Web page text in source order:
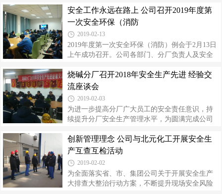
目。 下一步，生产部将严控各项工作计划完成时
间节点，确保2019年大修任务圆满完成。
赴神木电石开展互检互查工作。 本次检查主要是
针对生产口进行问题指正与隐患排查，生产部提
前部署，组织设备、工艺、电气、自控仪表、生
产运行5个专业检查组，按照月度检查计划和检查
清单，精确检查范围，深入检查问题，查漏补
缺，突出重点，避免以往检查广而不深的现象。
随后的专项会议上，各专业检查组对本次检查结
果进行通报。公司副总经理梁寅祥重点讲解了神
木电石煤气柜存在的问题和隐患，并提
安全工作永远在路上 公司召开2019年度第
一次安全环保（消防
2019-02-13
2019年度第一次安全环保（消防）例会于2月13日
上午成功召开。公司各部门、分厂负责人及安全
记刘海峰、副总经理张庆、高利平出席会议。 会
议通报总结了2019年元月份主要安全环保工作开
展情况，对2019年2月份的主要安全生产工作做了
安排部署。传达了中省有关会议精神及集团例会
会议精神，通报学习了河北省张家口市中国化工
集团盛华化工公司“11·28”重大爆燃事故调查报
告。各部门、分厂分别就节前公司下发文件的学
习和执行情况及如何做好两会期间的安全管理工
作作了发言，并对各自单位目前在安
烧碱分厂召开2018年安全生产先进 经验交
流座谈会
2019-02-03
为进一步提高分厂广大员工的安全责任意识，持
续提升分厂安全生产管理水平，为圆满完成公司
碱分厂组织召开2018年安全生产先进经验交流座
谈会。会议由分厂领导，工段长，班组长及先进
员工共计25人参加。 会议首先对获得分厂2018年
度安全卫士、隐患排查能手、消防气防之星共9名
先进个人进行了表彰奖励。其次由获得公司2018
年度安全标兵、环保标兵的先进个人分别就其在
创新管理理念 公司与北元化工开展安全生
产互查互检活动
2019-02-02
为全面落实省、市、集团公司关于开展安全生产
大排查大整治行动方案，不断提升现场安全风险